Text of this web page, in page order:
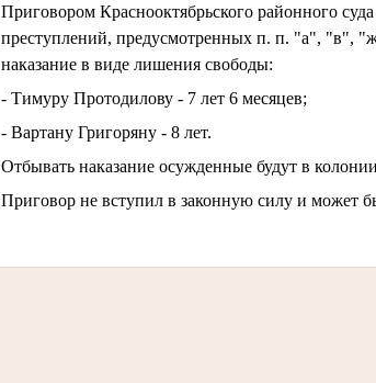
Приговором Краснооктябрьского районного
преступлений, предусмотренных п. п. "а", "в",
наказание в виде лишения свободы:
- Тимуру Протодилову - 7 лет 6 месяцев;
- Вартану Григоряну - 8 лет.
Отбывать наказание осужденные будут в
Приговор не вступил в законную силу и может